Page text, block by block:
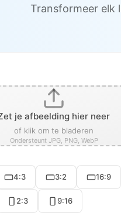
Transformeer elk
je afbeelding hier neer
of klik om te bladeren
Ondersteunt JPG, PNG, WebP
4:3 3:2 16:9
2:3 9:16